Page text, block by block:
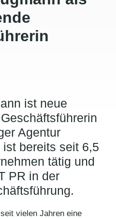
ist neue
Agentur
bereits seit 6,5
tätig und
PR in der
vielen Jahren eine